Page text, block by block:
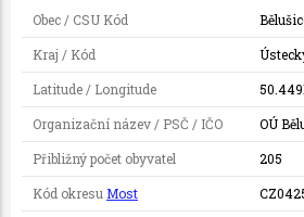
Obec / CSU Kód
Kraj / Kód
Latitude / Longitude
Organizační název / PSČ / IČO
OÚ
Přibližný počet obyvatel
205
Kód okresu Most